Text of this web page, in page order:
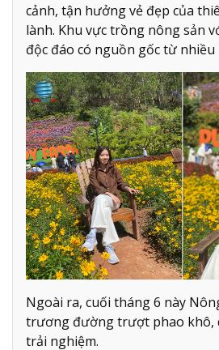
cảnh, tận hưởng vẻ đẹp của
lành. Khu vực trồng nông sản
độc đáo có nguồn gốc từ
Ngoài ra, cuối tháng 6 này
trương đường trượt phao khô,
trải nghiệm.